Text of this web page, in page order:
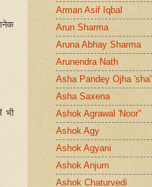
भी
Arman Asif Iqbal
Arun Sharma
Aruna Abhay Sharma
Arunendra Nath
Asha Pandey Ojha 'sha'
Asha Saxena
Ashok Agrawal 'Noor"
Ashok Agy
Ashok Agyani
Ashok Anjum
Ashok Chaturvedi